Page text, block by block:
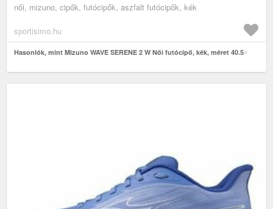
női, mizuno, cipők, futócipők, aszfalt futócipők, kék
sportisimo.hu
Hasonlók, mint Mizuno WAVE SERENE 2 W Női futócipő, kék, méret 40.5